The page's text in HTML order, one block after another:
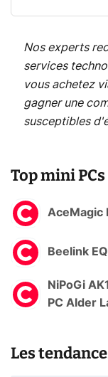
Nos experts
services
vous achetez
gagner une
susceptibles
Top mini PCs
AceMagic
Beelink
NiPoGi
PC Alder
Les